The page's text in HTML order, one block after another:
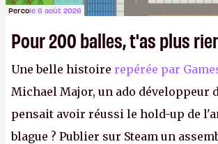
Percole 6 août 2026
Pour 200 balles, t'as plus
Une belle histoire repérée par
Michael Major, un ado développeur
pensait avoir réussi le hold-up de
blague ? Publier sur Steam un